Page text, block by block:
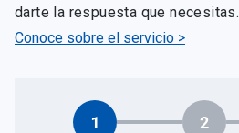
darte la respuesta que necesitas.
Conoce sobre el servicio >
1 2